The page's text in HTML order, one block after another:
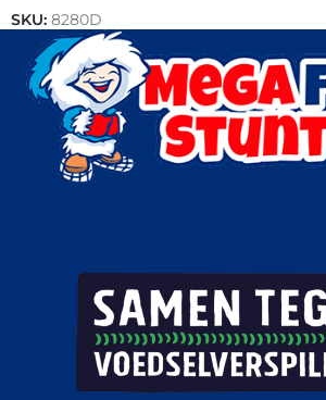
SKU: 8280D
Categorieën:Kip